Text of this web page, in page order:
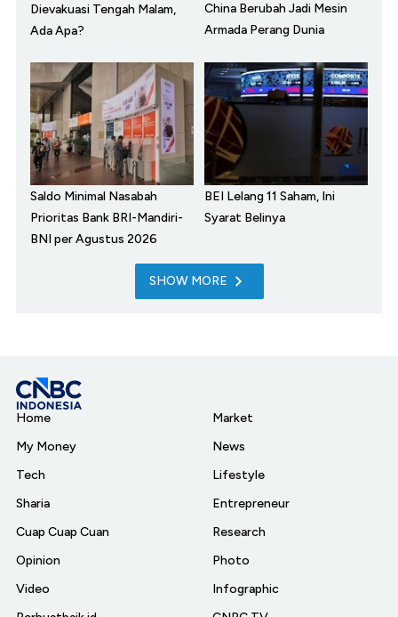
Dievakuasi Tengah Malam,
Ada Apa?
China Berubah Jadi Mesin
Armada Perang Dunia
Saldo Minimal Nasabah
Prioritas Bank BRI-Mandiri-
BNI per Agustus 2026
BEI Lelang 11 Saham, Ini
Syarat Belinya
SHOW MORE
Home
My Money
Tech
Sharia
Cuap Cuap Cuan
Opinion
Video
Market
News
Lifestyle
Entrepreneur
Research
Photo
Infographic